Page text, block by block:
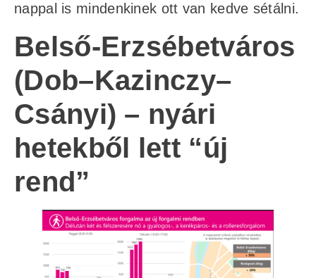
nappal is mindenkinek ott van kedve sétálni.
Belső-Erzsébetváros
(Dob–Kazinczy–
Csányi) – nyári
hetekből lett “új
rend”